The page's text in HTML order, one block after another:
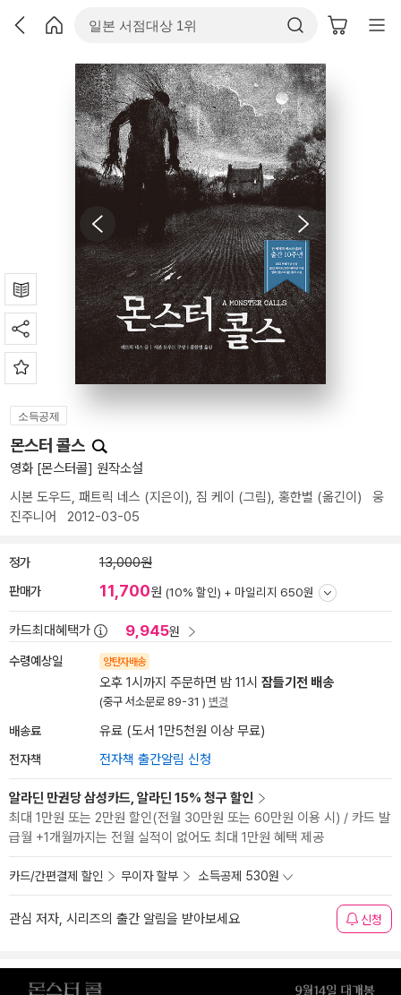
소득공제
몬스터 콜스
영화 [몬스터콜] 원작소설
시본 도우드, 패트릭 네스 (지은이), 짐 케이 (그림), 홍한별 (옮긴이) 웅
진주니어
2012-03-05
정가 13,000원
판매가 11,700원 (10% 할인) + 마일리지 650원
카드최대혜택가 9,945원
수령예상일 양탄자배송
오후 1시까지 주문하면 밤 11시 잠들기전 배송
(중구 서소문로 89-31 ) 변경
배송료 유료 (도서 1만5천원 이상 무료)
전자책 전자책 출간알림 신청
알라딘 만권당 삼성카드, 알라딘 15% 청구 할인
최대 1만원 또는 2만원 할인(전월 30만원 또는 60만원 이용 시) / 카드 발
급월 +1개월까지는 전월 실적이 없어도 최대 1만원 혜택 제공
카드/간편결제 할인 무이자 할부 소득공제 530원
관심 저자, 시리즈의 출간 알림을 받아보세요 신청